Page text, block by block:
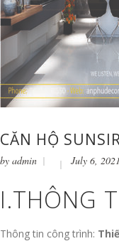
CĂN HỘ
by admin July 6, 2021
I.THÔNG
Thông tin công trình: